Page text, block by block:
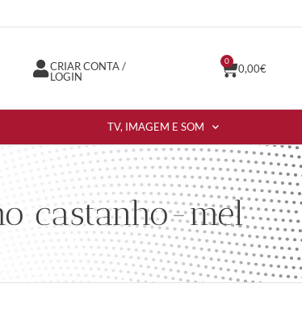
CRIAR CONTA /
LOGIN
0,00€
0
TV, IMAGEM E SOM
castanho-mel